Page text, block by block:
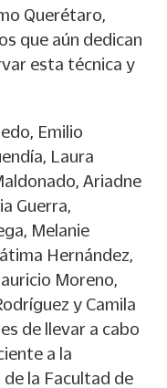
Querétaro,
que aún dedican
esta técnica y
Emilio
Laura
Ariadne
Guerra,
Melanie
Hernández,
Moreno,
y Camila
de llevar a cabo
a la
la Facultad de